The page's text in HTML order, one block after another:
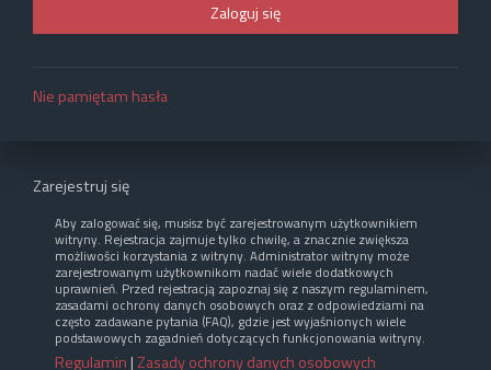
Nie pamiętam hasła
Zarejestruj się
Aby zalogować się, musisz być zarejestrowanym użytkownikiem
witryny. Rejestracja zajmuje tylko chwilę, a znacznie zwiększa
możliwości korzystania z witryny. Administrator witryny może
zarejestrowanym użytkownikom nadać wiele dodatkowych
uprawnień. Przed rejestracją zapoznaj się z naszym regulaminem,
zasadami ochrony danych osobowych oraz z odpowiedziami na
często zadawane pytania (FAQ), gdzie jest wyjaśnionych wiele
podstawowych zagadnień dotyczących funkcjonowania witryny.
Regulamin | Zasady ochrony danych osobowych